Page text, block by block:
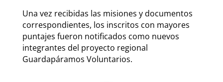
Una vez recibidas las misiones y documentos
correspondientes, los inscritos con mayores
puntajes fueron notificados como nuevos
integrantes del proyecto regional
Guardapáramos Voluntarios.